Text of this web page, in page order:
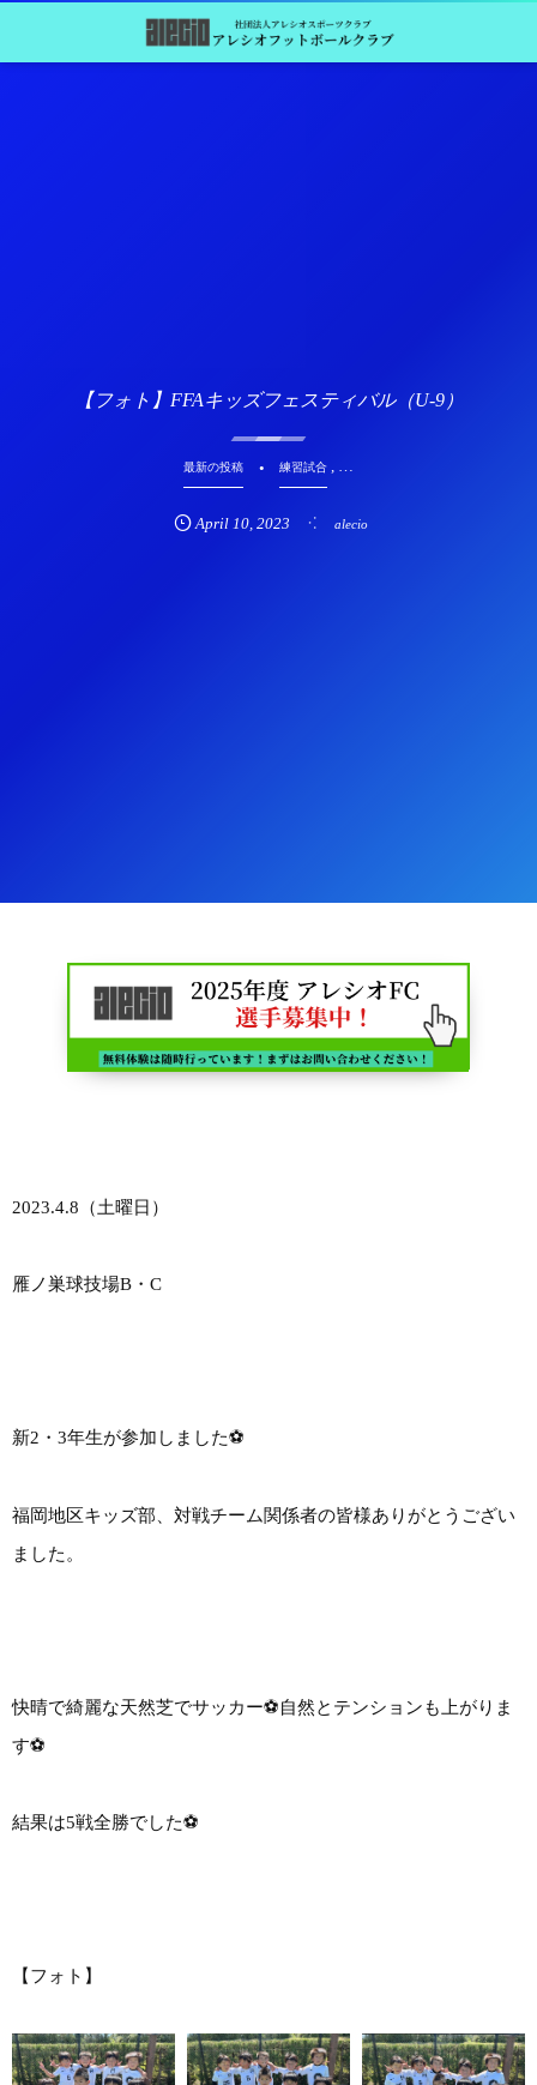
【フォト】FFAキッズフェスティバル（U-9）
最新の投稿 練習試合 , …
April 10, 2023 alecio
2023.4.8（土曜日）
雁ノ巣球技場B・C
新2・3年生が参加しました⚽
福岡地区キッズ部、対戦チーム関係者の皆様ありがとうござい
ました。
快晴で綺麗な天然芝でサッカー⚽自然とテンションも上がりま
す⚽
結果は5戦全勝でした⚽
【フォト】